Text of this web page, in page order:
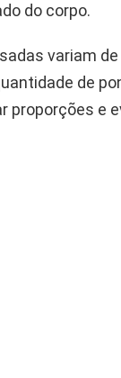
do corpo.
variam de
de
proporções e